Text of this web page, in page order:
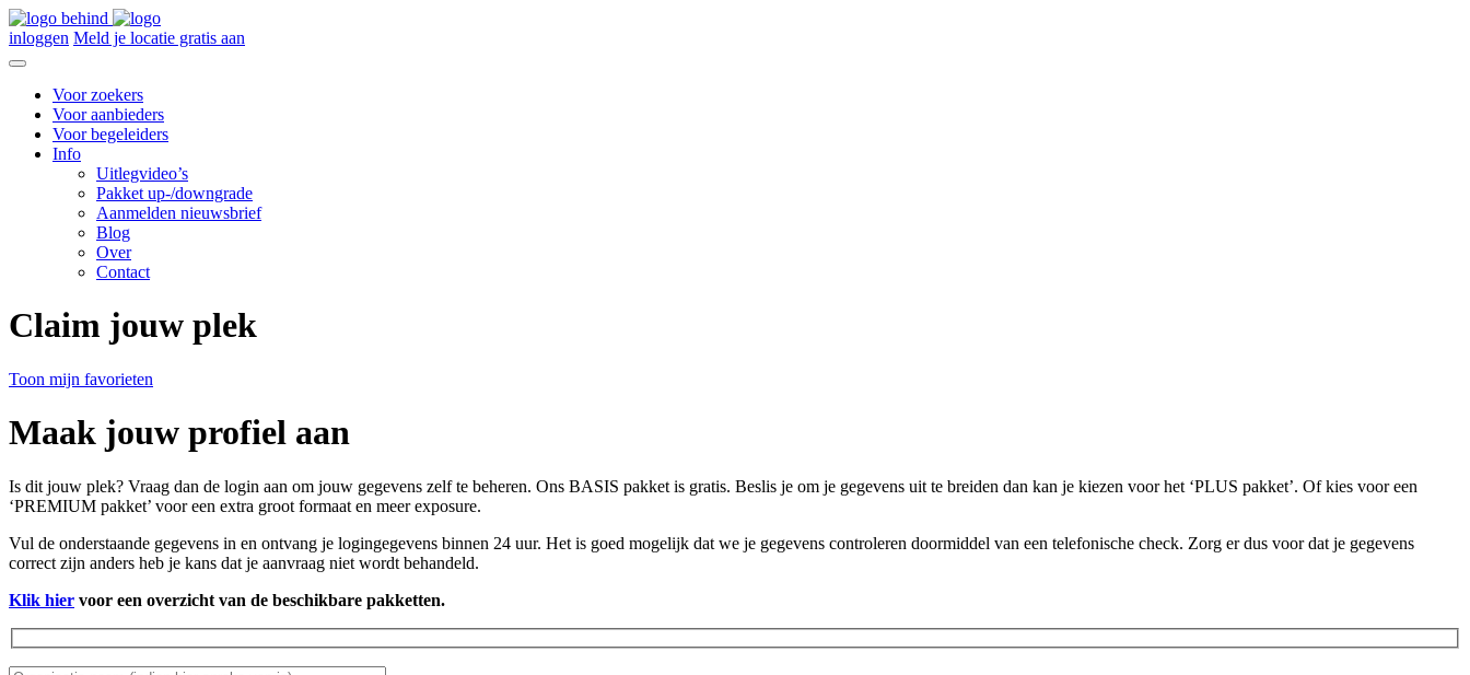
inloggen Meld je locatie gratis aan
Voor zoekers
Voor aanbieders
Voor begeleiders
Info
Uitlegvideo’s
Pakket up-/downgrade
Aanmelden nieuwsbrief
Blog
Over
Contact
Claim jouw plek
Toon mijn favorieten
Maak jouw profiel aan
Is dit jouw plek? Vraag dan de login aan om jouw gegevens zelf te beheren. Ons BASIS pakket is gratis. Beslis je om je gegevens uit te breiden dan kan je kiezen voor het ‘PLUS pakket’. Of kies voor een
‘PREMIUM pakket’ voor een extra groot formaat en meer exposure.
Vul de onderstaande gegevens in en ontvang je logingegevens binnen 24 uur. Het is goed mogelijk dat we je gegevens controleren doormiddel van een telefonische check. Zorg er dus voor dat je gegevens
correct zijn anders heb je kans dat je aanvraag niet wordt behandeld.
Klik hier voor een overzicht van de beschikbare pakketten.